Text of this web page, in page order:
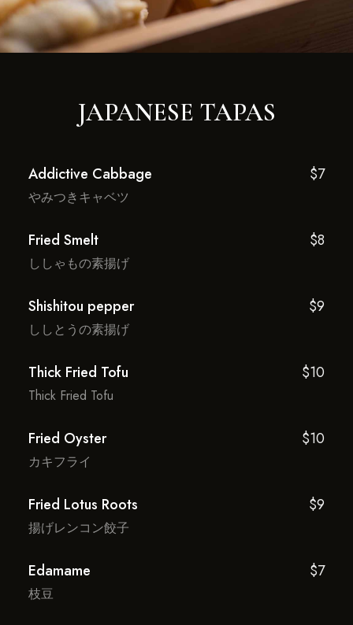
JAPANESE TAPAS
Addictive Cabbage $7
やみつきキャベツ
Fried Smelt $8
ししゃもの素揚げ
Shishitou pepper $9
ししとうの素揚げ
Thick Fried Tofu $10
Thick Fried Tofu
Fried Oyster $10
カキフライ
Fried Lotus Roots $9
揚げレンコン餃子
Edamame $7
枝豆